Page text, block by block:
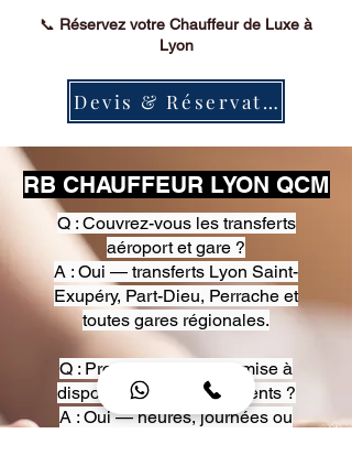
📞 Réservez votre Chauffeur de Luxe à
Lyon
Devis & Réservation
RB CHAUFFEUR LYON QCM
Q : Couvrez-vous les transferts
aéroport et gare ?
A : Oui — transferts Lyon Saint-
Exupéry, Part-Dieu, Perrache et
toutes gares régionales.
Q : Proposez-vous une mise à
disposition pour événements ?
A : Oui — heures, journées ou